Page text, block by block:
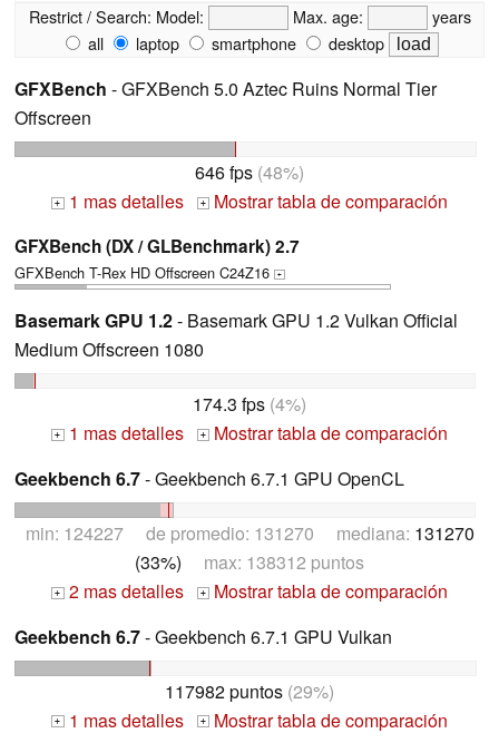
Restrict / Search: Model: Max. age:
years
all
laptop smartphone desktop
GFXBench - GFXBench 5.0 Aztec Ruins Normal Tier
Offscreen
646 fps (48%)
+ 1 mas detalles + Mostrar tabla de comparación
GFXBench (DX / GLBenchmark) 2.7
GFXBench T-Rex HD Offscreen C24Z16 +
Basemark GPU 1.2- Basemark GPU 1.2 Vulkan Official
Medium Offscreen 1080
174.3 fps (4%)
+ 1 mas detalles +
Mostrar tabla de comparación
Geekbench 6.7- Geekbench 6.7.1 GPU OpenCL
min: 124227 de promedio: 131270 mediana: 131270
(33%) max: 138312 puntos
+ 2 mas detalles +
Mostrar tabla de comparación
Geekbench 6.7- Geekbench 6.7.1 GPU Vulkan
117982 puntos (29%)
+ 1 mas detalles + Mostrar tabla de comparación